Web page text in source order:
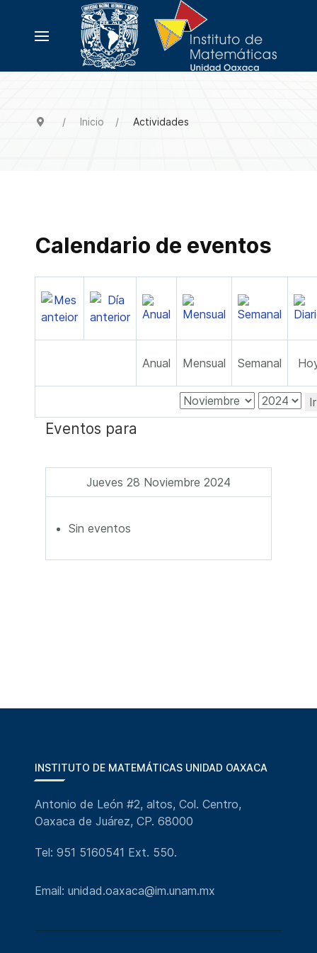
Inicio Actividades
Calendario de eventos
Anual Mensual Semanal
Eventos para
Jueves 28 Noviembre 2024
Sin eventos
INSTITUTO DE MATEMÁTICAS UNIDAD OAXACA
Antonio de León #2, altos, Col. Centro,
Oaxaca de Juárez, CP. 68000
Tel: 951 5160541 Ext. 550.
Email: unidad.oaxaca@im.unam.mx